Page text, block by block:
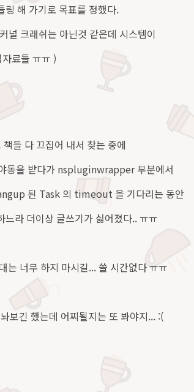
링 해 가기로 목표를 정했다.
널 크래쉬는 아닌것 같은데 시스템이
료들 ㅠㅠ )
들 다 끄집어 내서 찾는 중에
동을 받다가 nspluginwrapper 부분에서
된 Task 의 timeout 을 기다리는 동안
라 더이상 글쓰기가 싫어졌다.. ㅠㅠ
는 너무 하지 마시길... 쓸 시간없다 ㅠㅠ
보긴 했는데 어찌될지는 또 봐야지... :(